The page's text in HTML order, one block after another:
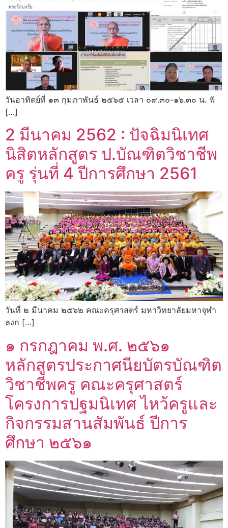
วันอาทิตย์ที่ ๑๓ กุมภาพันธ์ ๒๕๖๕ เวลา ๐๙.๓๐-๑๖.๓๐ น. ฟั
[…]
2 มีนาคม 2562 : ปัจฉิมนิเทศ
นิสิตหลักสูตร ป.บัณฑิตวิชาชีพ
ครู รุ่นที่ 4 ปีการศึกษา 2561
วันที่ ๒ มีนาคม ๒๕๖๒ คณะครุศาสตร์ มหาวิทยาลัยมหาจุฬา
ลงก […]
๑ กรกฎาคม พ.ศ. ๒๕๖๑
หลักสูตรประกาศนียบัตรบัณฑิต
วิชาชีพครู คณะครุศาสตร์
โครงการปฐมนิเทศ ไหว้ครูและ
กิจกรรมสานสัมพันธ์ ปีการ
ศึกษา ๒๕๖๑